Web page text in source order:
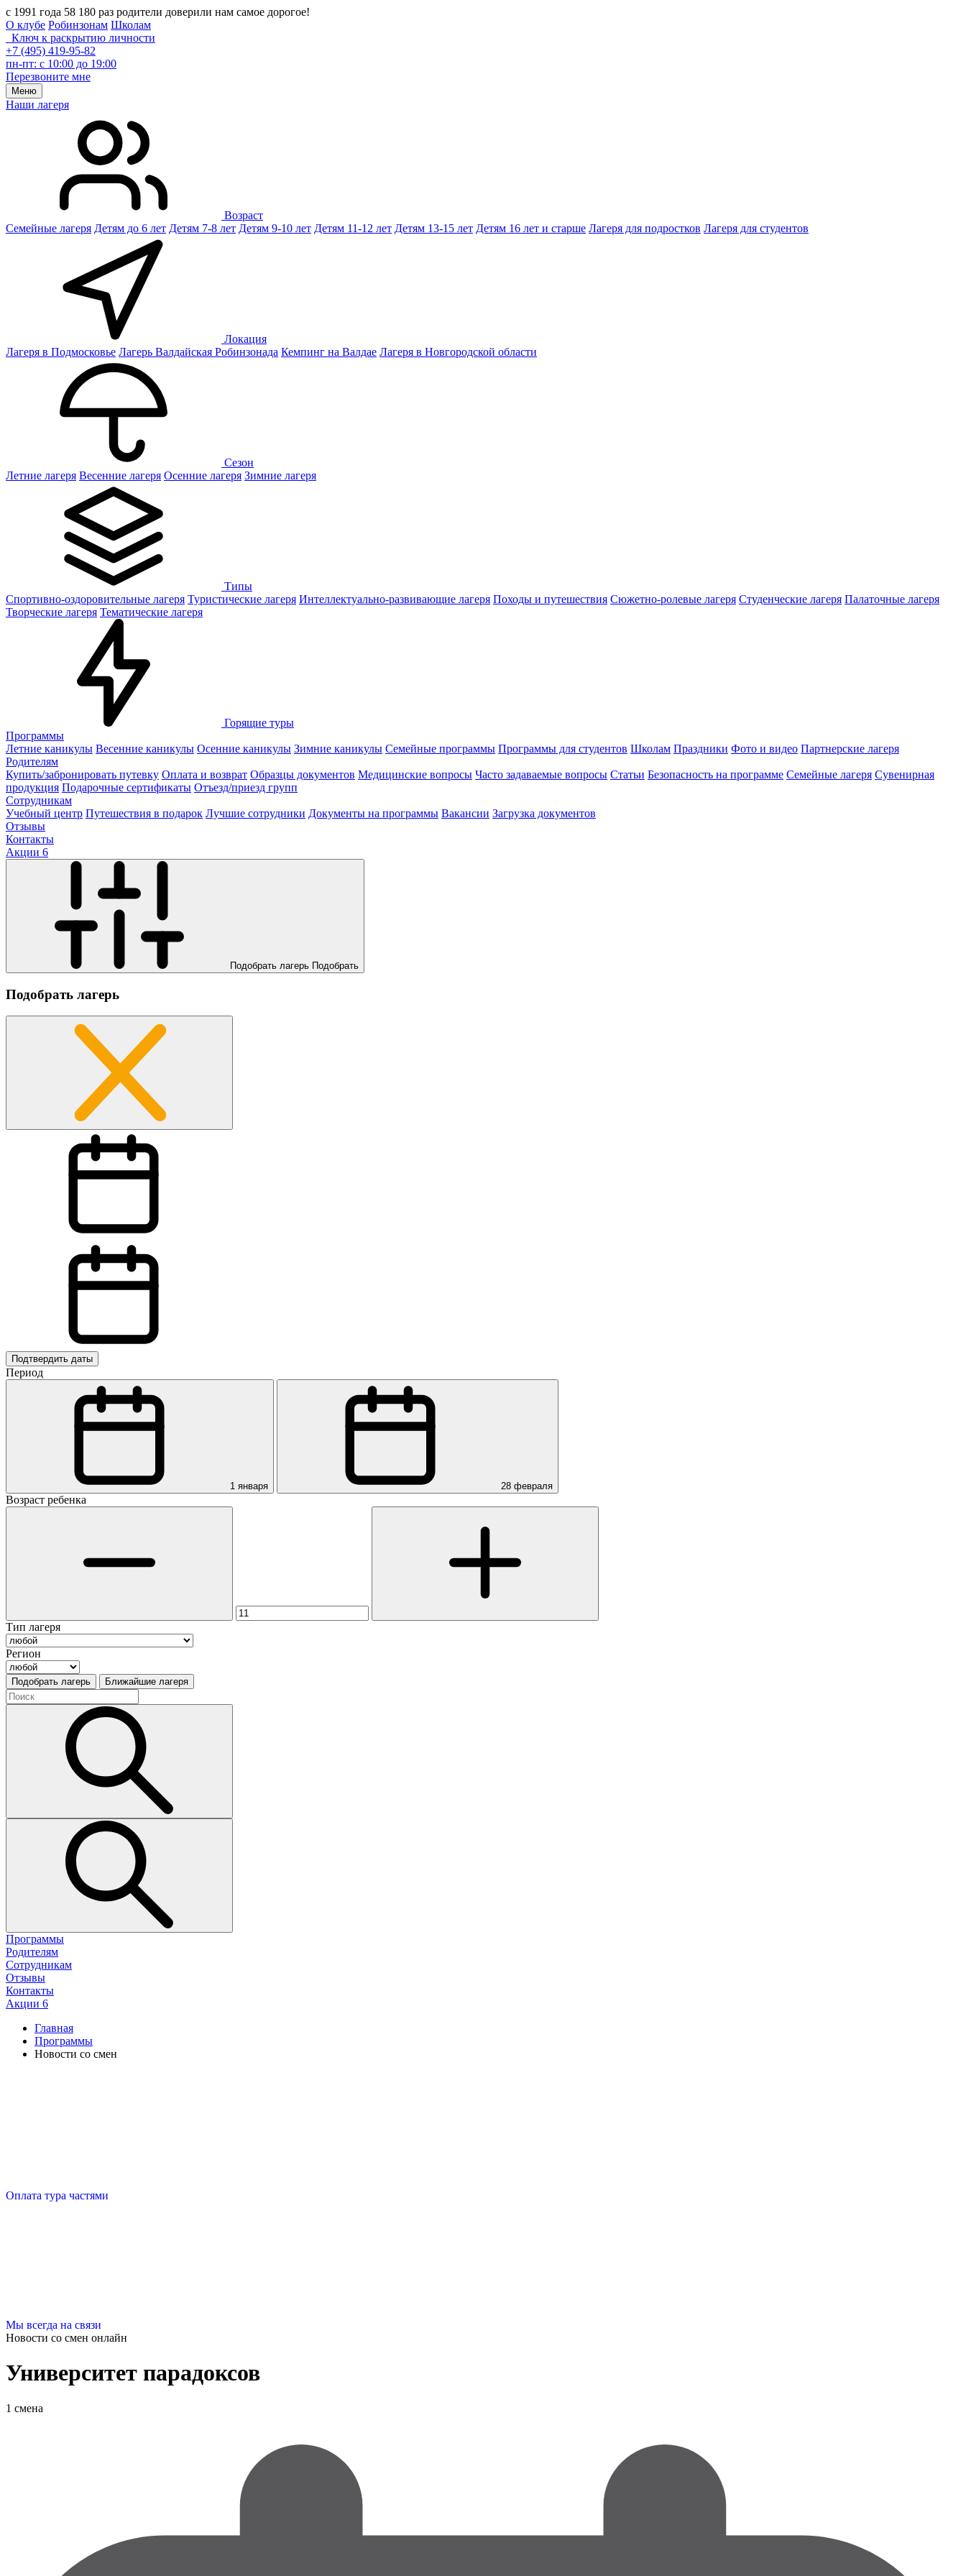
с 1991 года 58 180 раз родители доверили нам самое дорогое!
О клубе Робинзонам Школам
Ключ к раскрытию личности
+7 (495) 419-95-82
пн-пт: с 10:00 до 19:00
Перезвоните мне
Меню
Наши лагеря
Возраст
Семейные лагеря Детям до 6 лет Детям 7-8 лет Детям 9-10 лет Детям 11-12 лет Детям 13-15 лет Детям 16 лет и старше Лагеря для подростков Лагеря для студентов
Локация
Лагеря в Подмосковье Лагерь Валдайская Робинзонада Кемпинг на Валдае Лагеря в Новгородской области
Сезон
Летние лагеря Весенние лагеря Осенние лагеря Зимние лагеря
Типы
Спортивно-оздоровительные лагеря Туристические лагеря Интеллектуально-развивающие лагеря Походы и путешествия Сюжетно-ролевые лагеря Студенческие лагеря Палаточные лагеря
Творческие лагеря Тематические лагеря
Горящие туры
Программы
Летние каникулы Весенние каникулы Осенние каникулы Зимние каникулы Семейные программы Программы для студентов Школам Праздники Фото и видео Партнерские лагеря
Родителям
Купить/забронировать путевку Оплата и возврат Образцы документов Медицинские вопросы Часто задаваемые вопросы Статьи Безопасность на программе Семейные лагеря Сувенирная
продукция Подарочные сертификаты Отъезд/приезд групп
Сотрудникам
Учебный центр Путешествия в подарок Лучшие сотрудники Документы на программы Вакансии Загрузка документов
Отзывы
Контакты
Акции 6
Подобрать лагерь Подобрать
Подобрать лагерь
Подтвердить даты
Период
1 января 28 февраля
Возраст ребенка
Тип лагеря
Регион
Подобрать лагерь Ближайшие лагеря
Программы
Родителям
Сотрудникам
Отзывы
Контакты
Акции 6
Главная
Программы
Новости со смен
Оплата тура частями
Мы всегда на связи
Новости со смен онлайн
Университет парадоксов
1 смена